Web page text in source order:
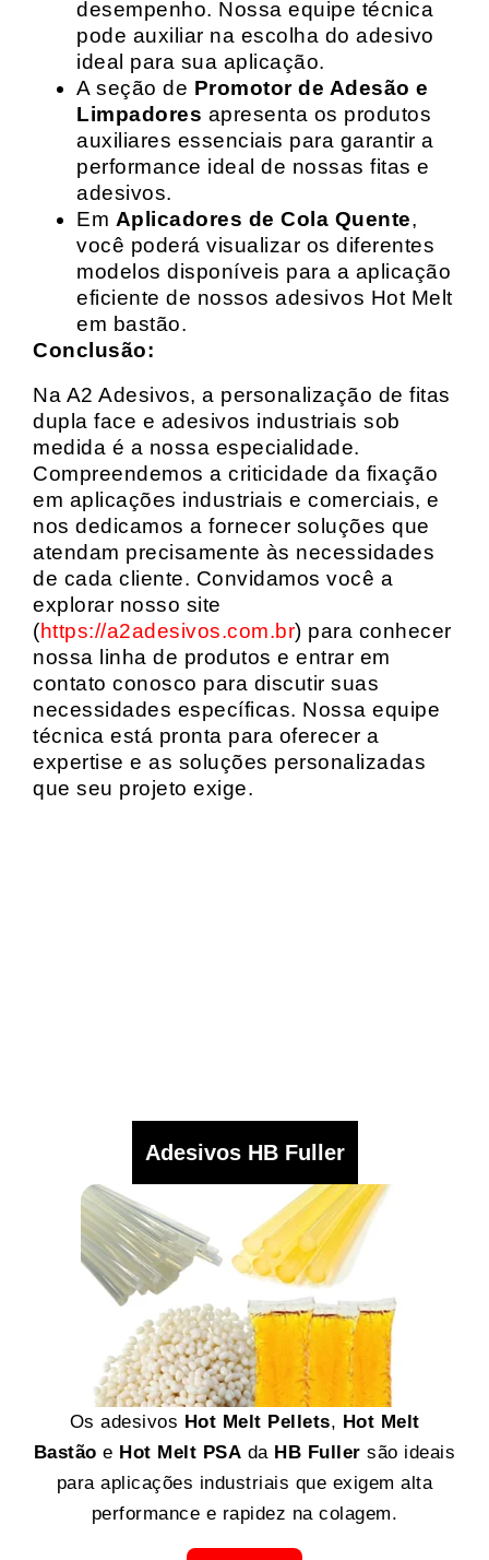
desempenho. Nossa equipe técnica
pode auxiliar na escolha do adesivo
ideal para sua aplicação.
A seção de Promotor de Adesão e
Limpadores apresenta os produtos
auxiliares essenciais para garantir a
performance ideal de nossas fitas e
adesivos.
Em Aplicadores de Cola Quente,
você poderá visualizar os diferentes
modelos disponíveis para a aplicação
eficiente de nossos adesivos Hot Melt
em bastão.
Conclusão:
Na A2 Adesivos, a personalização de fitas
dupla face e adesivos industriais sob
medida é a nossa especialidade.
Compreendemos a criticidade da fixação
em aplicações industriais e comerciais, e
nos dedicamos a fornecer soluções que
atendam precisamente às necessidades
de cada cliente. Convidamos você a
explorar nosso site
(https://a2adesivos.com.br) para conhecer
nossa linha de produtos e entrar em
contato conosco para discutir suas
necessidades específicas. Nossa equipe
técnica está pronta para oferecer a
expertise e as soluções personalizadas
que seu projeto exige.
Adesivos HB Fuller
Os adesivos Hot Melt Pellets, Hot Melt
Bastão e Hot Melt PSA da HB Fuller são ideais
para aplicações industriais que exigem alta
performance e rapidez na colagem.